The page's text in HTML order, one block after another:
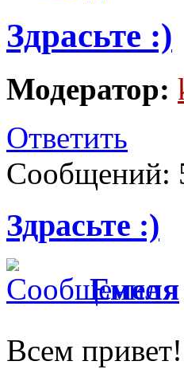
Здрасьте :)
Модератор:
Ответить
Сообщений:
Здрасьте :)
Емеля
Всем